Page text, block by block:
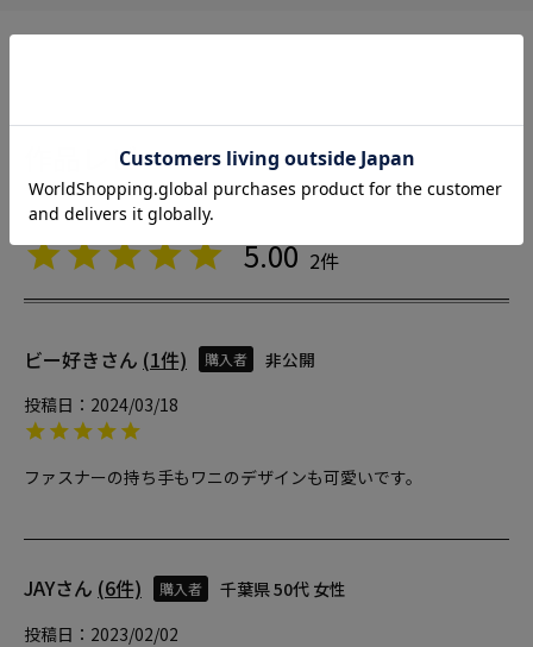
作品レビュー
5.00 2
ビー好き 1 購入者
非公開
投稿日
2024/03/18
ファスナーの持ち手もワニのデザインも可愛いです。
JAY 6 購入者 千葉県50代 女性
投稿日
2023/02/02